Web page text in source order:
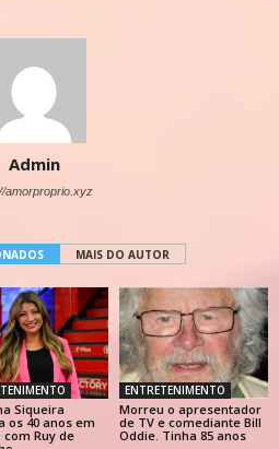
Admin
amorproprio.xyz
MAIS DO AUTOR
Siqueira
os 40 anos em
Ruy de
ENTRETENIMENTO
Morreu o apresentador
de TV e comediante Bill
Oddie. Tinha 85 anos